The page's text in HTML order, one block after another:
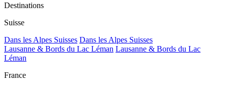
Destinations
Suisse
Dans les Alpes Suisses Dans les Alpes Suisses
Lausanne & Bords du Lac Léman Lausanne & Bords du Lac
Léman
France